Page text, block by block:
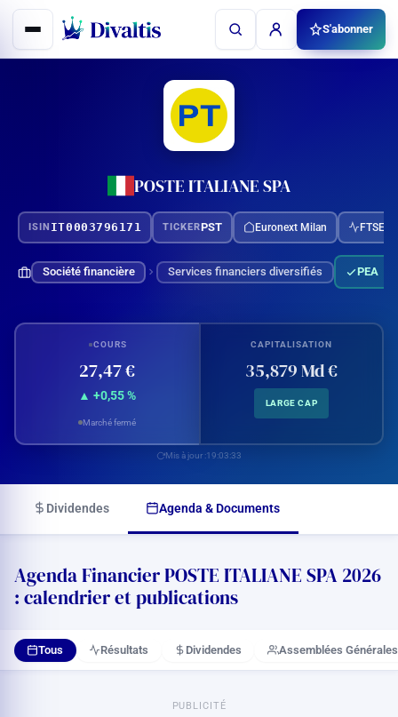
Aller
contenu
S'abonner
POSTE ITALIANE SPA
ISIN IT0003796171 TICKERPST Euronext Milan FTSE
Société financière Services financiers diversifiés PEA
COURS
27,47 €
▲ +0,55 %
Marché fermé
CAPITALISATION
35,879 Md €
LARGE CAP
Mis à jour :19:03:33
Dividendes Agenda & Documents
Agenda Financier POSTE ITALIANE SPA 2026
: calendrier et publications
Tous Résultats Dividendes Assemblées Générales
PUBLICITÉ